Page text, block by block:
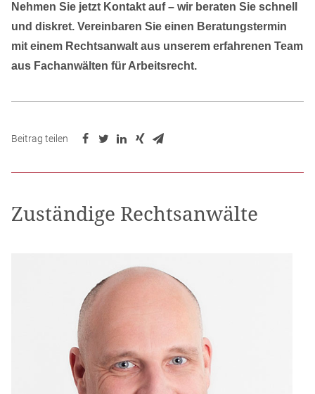
Nehmen Sie jetzt Kontakt auf – wir beraten Sie schnell
und diskret. Vereinbaren Sie einen Beratungstermin
mit einem Rechtsanwalt aus unserem erfahrenen Team
aus Fachanwälten für Arbeitsrecht.
Beitrag teilen
Zuständige Rechtsanwälte